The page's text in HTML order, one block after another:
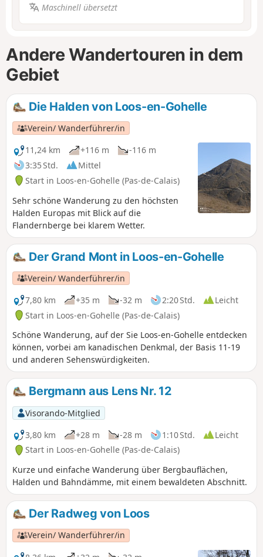
Maschinell übersetzt
Andere Wandertouren in dem
Gebiet
Die Halden von Loos-en-Gohelle
Verein/ Wanderführer/in
11,24 km
+116 m
-116 m
3:35 Std.
Mittel
Start in Loos-en-Gohelle (Pas-de-Calais)
Sehr schöne Wanderung zu den höchsten
Halden Europas mit Blick auf die
Flandernberge bei klarem Wetter.
Der Grand Mont in Loos-en-Gohelle
Verein/ Wanderführer/in
7,80 km
+35 m -32 m 2:20 Std.
Leicht
Start in Loos-en-Gohelle (Pas-de-Calais)
Schöne Wanderung, auf der Sie Loos-en-Gohelle entdecken
können, vorbei am kanadischen Denkmal, der Basis 11-19
und anderen Sehenswürdigkeiten.
Bergmann aus Lens Nr. 12
Visorando-Mitglied
3,80 km
+28 m -28 m 1:10 Std.
Leicht
Start in Loos-en-Gohelle (Pas-de-Calais)
Kurze und einfache Wanderung über Bergbauflächen,
Halden und Bahndämme, mit einem bewaldeten Abschnitt.
Der Radweg von Loos
Verein/ Wanderführer/in